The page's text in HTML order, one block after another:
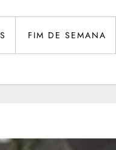
FIM DE SEMANA